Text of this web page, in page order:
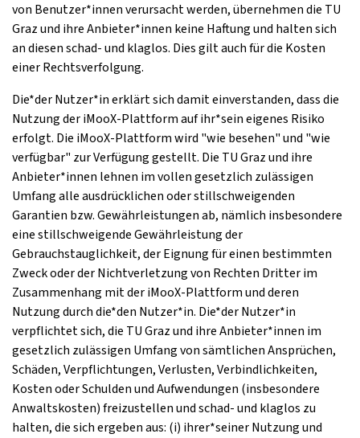
von Benutzer*innen verursacht werden, übernehmen die TU
Graz und ihre Anbieter*innen keine Haftung und halten sich
an diesen schad- und klaglos. Dies gilt auch für die Kosten
einer Rechtsverfolgung.
Die*der Nutzer*in erklärt sich damit einverstanden, dass die
Nutzung der iMooX-Plattform auf ihr*sein eigenes Risiko
erfolgt. Die iMooX-Plattform wird "wie besehen" und "wie
verfügbar" zur Verfügung gestellt. Die TU Graz und ihre
Anbieter*innen lehnen im vollen gesetzlich zulässigen
Umfang alle ausdrücklichen oder stillschweigenden
Garantien bzw. Gewährleistungen ab, nämlich insbesondere
eine stillschweigende Gewährleistung der
Gebrauchstauglichkeit, der Eignung für einen bestimmten
Zweck oder der Nichtverletzung von Rechten Dritter im
Zusammenhang mit der iMooX-Plattform und deren
Nutzung durch die*den Nutzer*in. Die*der Nutzer*in
verpflichtet sich, die TU Graz und ihre Anbieter*innen im
gesetzlich zulässigen Umfang von sämtlichen Ansprüchen,
Schäden, Verpflichtungen, Verlusten, Verbindlichkeiten,
Kosten oder Schulden und Aufwendungen (insbesondere
Anwaltskosten) freizustellen und schad- und klaglos zu
halten, die sich ergeben aus: (i) ihrer*seiner Nutzung und